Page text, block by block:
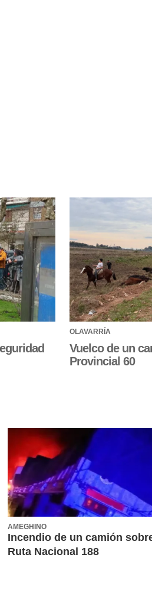
OLAVARRÍA
Vuelco de un
Provincial 60
AMEGHINO
Incendio de un camión
Ruta Nacional 188